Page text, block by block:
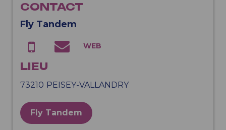
CONTACT
Fly Tandem
LIEU
73210 PEISEY-VALLANDRY
Fly Tandem